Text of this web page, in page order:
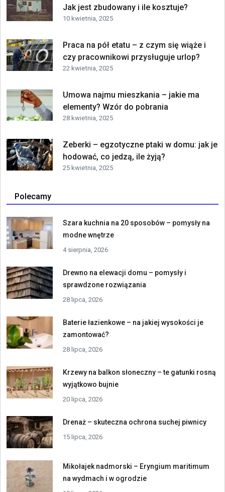
Jak jest zbudowany i ile kosztuje?
10 kwietnia, 2025
Praca na pół etatu – z czym się wiąże i
czy pracownikowi przysługuje urlop?
22 kwietnia, 2025
Umowa najmu mieszkania – jakie ma
elementy? Wzór do pobrania
28 kwietnia, 2025
Zeberki – egzotyczne ptaki w domu: jak je
hodować, co jedzą, ile żyją?
25 kwietnia, 2025
Polecamy
Szara kuchnia na 20 sposobów – pomysły na
modne wnętrze
4 sierpnia, 2026
Drewno na elewacji domu – pomysły i
sprawdzone rozwiązania
28 lipca, 2026
Baterie łazienkowe – na jakiej wysokości je
zamontować?
28 lipca, 2026
Krzewy na balkon słoneczny – te gatunki rosną
wyjątkowo bujnie
20 lipca, 2026
Drenaż – skuteczna ochrona suchej piwnicy
15 lipca, 2026
Mikołajek nadmorski – Eryngium maritimum
na wydmach i w ogrodzie